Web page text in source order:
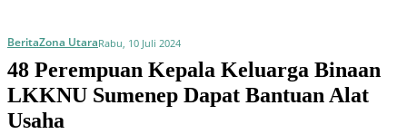
BeritaZona UtaraRabu, 10 Juli 2024
48 Perempuan Kepala Keluarga Binaan
LKKNU Sumenep Dapat Bantuan Alat
Usaha